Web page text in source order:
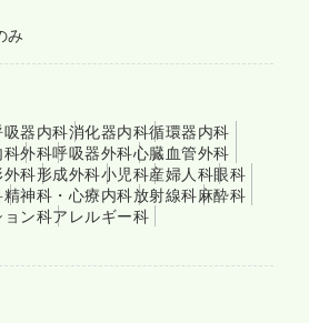
み
吸器内科消化器内科循環器内科
科外科呼吸器外科心臓血管外科
外科形成外科小児科産婦人科眼科
精神科・心療内科放射線科麻酔科
ョン科アレルギー科